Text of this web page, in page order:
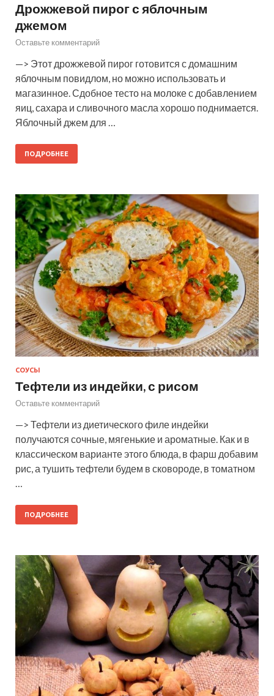
Дрожжевой пирог с яблочным
джемом
Оставьте комментарий
—> Этот дрожжевой пирог готовится с домашним
яблочным повидлом, но можно использовать и
магазинное. Сдобное тесто на молоке с добавлением
яиц, сахара и сливочного масла хорошо поднимается.
Яблочный джем для …
ПОДРОБНЕЕ
СОУСЫ
Тефтели из индейки, с рисом
Оставьте комментарий
—> Тефтели из диетического филе индейки
получаются сочные, мягенькие и ароматные. Как и в
классическом варианте этого блюда, в фарш добавим
рис, а тушить тефтели будем в сковороде, в томатном
…
ПОДРОБНЕЕ